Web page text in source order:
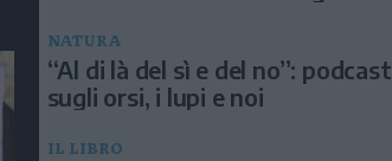
NATURA
“Al di là del sì e del no”: podcast
sugli orsi, i lupi e noi
IL LIBRO